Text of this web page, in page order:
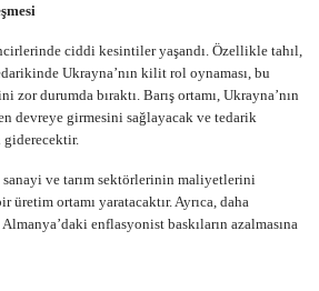
ciddi kesintiler yaşandı. Özellikle tahıl,
Ukrayna’nın kilit rol oynaması, bu
zor durumda bıraktı. Barış ortamı, Ukrayna’nın
devreye girmesini sağlayacak ve tedarik
ve tarım sektörlerinin maliyetlerini
üretim ortamı yaratacaktır. Ayrıca, daha
enflasyonist baskıların azalmasına